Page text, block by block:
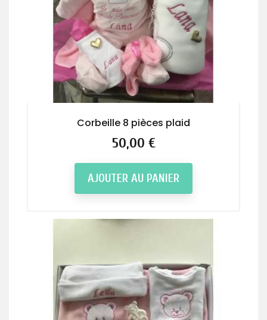
Corbeille 8 pièces plaid
Prix
50,00 €
AJOUTER AU PANIER